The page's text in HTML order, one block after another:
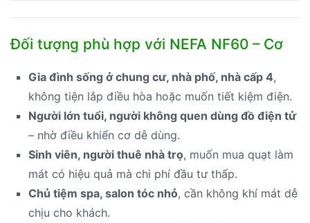
Đối tượng phù hợp với NEFA NF60 – Cơ
Gia đình sống ở chung cư, nhà phố, nhà cấp 4,
không tiện lắp điều hòa hoặc muốn tiết kiệm điện.
Người lớn tuổi, người không quen dùng đồ điện tử
– nhờ điều khiển cơ dễ dùng.
Sinh viên, người thuê nhà trọ, muốn mua quạt làm
mát có hiệu quả mà chi phí đầu tư thấp.
Chủ tiệm spa, salon tóc nhỏ, cần không khí mát dễ
chịu cho khách.